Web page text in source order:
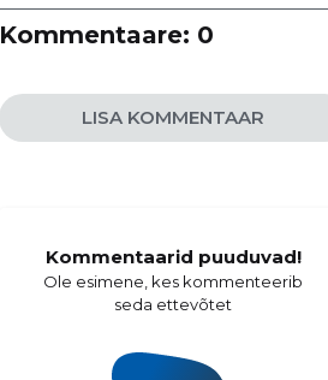
Kommentaare: 0
LISA KOMMENTAAR
Kommentaarid puuduvad!
Ole esimene, kes kommenteerib
seda ettevõtet